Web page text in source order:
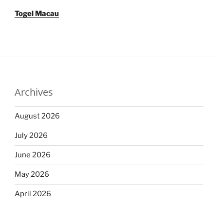
Togel Macau
Archives
August 2026
July 2026
June 2026
May 2026
April 2026